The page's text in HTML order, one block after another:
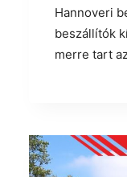
Hannoveri
beszállítók
merre tart